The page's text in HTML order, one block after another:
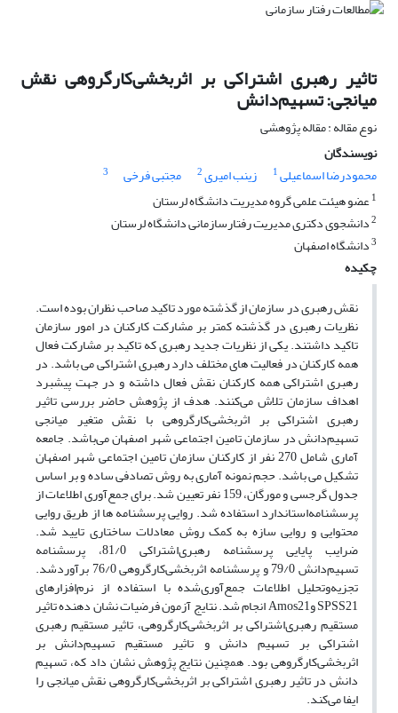
تاثیر رهبری اشتراکی بر اثربخشی‌کارگروهی نقش
میانجی: تسهیم‌دانش
نوع مقاله : مقاله پژوهشی
نویسندگان
محمودرضا اسماعیلی1 زینب امیری2 مجتبی فرخی
3
1عضو هیئت علمی گروه مدیریت دانشگاه لرستان
2دانشجوی دکتری مدیریت رفتارسازمانی دانشگاه لرستان
3دانشگاه اصفهان
چکیده
نقش رهبری در سازمان از گذشته مورد تاکید صاحب نظران بوده است.
نظریات رهبری در گذشته کمتر بر مشارکت کارکنان در امور سازمان
تاکید داشتند. یکی از نظریات جدید رهبری که تاکید بر مشارکت فعال
همه کارکنان در فعالیت های مختلف دارد رهبری اشتراکی می باشد. در
رهبری اشتراکی همه کارکنان نقش فعال داشته و در جهت پیشبرد
اهداف سازمان تلاش می‌کنند. هدف از پژوهش حاضر بررسی تاثیر
رهبری اشتراکی بر اثربخشی‌کارگروهی با نقش متغیر میانجی
تسهیم‌دانش در سازمان تامین اجتماعی شهر اصفهان می‌باشد. جامعه
آماری شامل 270 نفر از کارکنان سازمان تامین اجتماعی شهر اصفهان
تشکیل می باشد. حجم نمونه آماری به روش تصادفی ساده و بر اساس
جدول گرجسی و مورگان، 159 نفر تعیین شد. برای‌ جمع‌آوری اطلاعات از
پرسشنامه‌استاندارد استفاده شد. روایی پرسشنامه ها از طریق روایی
محتوایی و روایی سازه به کمک روش معادلات ساختاری تایید شد.
ضرایب پایایی پرسشنامه رهبری‌اشتراکی 81/0، پرسشنامه
تسهیم‌دانش 79/0 و پرسشنامه اثربخشی‌کارگروهی 76/0 برآوردشد.
تجزیه‌وتحلیل اطلاعات جمع‌آوری‌شده با استفاده از نرم‌افزارهای
SPSS21 وAmos21 انجام شد. نتایج آزمون فرضیات نشان دهنده تاثیر
مستقیم رهبری‌اشتراکی بر اثربخشی‌کارگروهی، تاثیر مستقیم رهبری
اشتراکی بر تسهیم دانش و تاثیر مستقیم تسهیم‌دانش بر
اثربخشی‌کارگروهی بود. همچنین نتایج پژوهش نشان داد که، تسهیم
دانش در تاثیر رهبری اشتراکی بر اثربخشی‌کارگروهی نقش میانجی را
ایفا می‌کند.